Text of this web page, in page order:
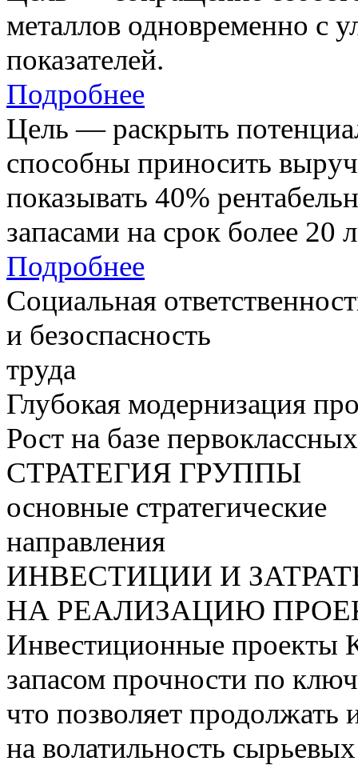
металлов одновременно с
показателей.
Подробнее
Цель — раскрыть
способны приносить
показывать 40%
запасами на срок более 20
Подробнее
Социальная
и безоспасность
труда
Глубокая модернизация
Рост на базе
СТРАТЕГИЯ ГРУППЫ
основные стратегические
направления
ИНВЕСТИЦИИ И
НА РЕАЛИЗАЦИЮ
Инвестиционные проекты
запасом прочности по
что позволяет продолжать
на волатильность